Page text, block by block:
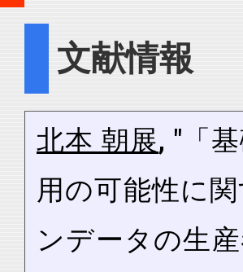
文献情報
北本 朝展, "「
用の可能性に
ンデータの生